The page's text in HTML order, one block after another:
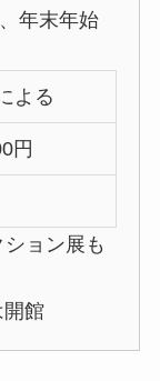
年末年始
よる
円
ョン展も
館